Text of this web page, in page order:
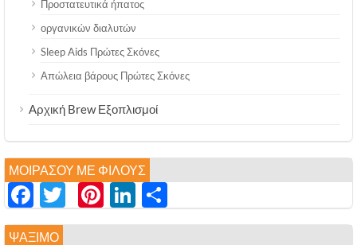
Προστατευτικά ήπατος
οργανικών διαλυτών
Sleep Aids Πρώτες Σκόνες
Απώλεια βάρους Πρώτες Σκόνες
Αρχική Brew Εξοπλισμοί
ΜΟΙΡΆΣΟΥ ΜΕ ΦΊΛΟΥΣ
Facebook
Twitter
Pinterest
LinkedIn
享
ΨΆΞΙΜΟ